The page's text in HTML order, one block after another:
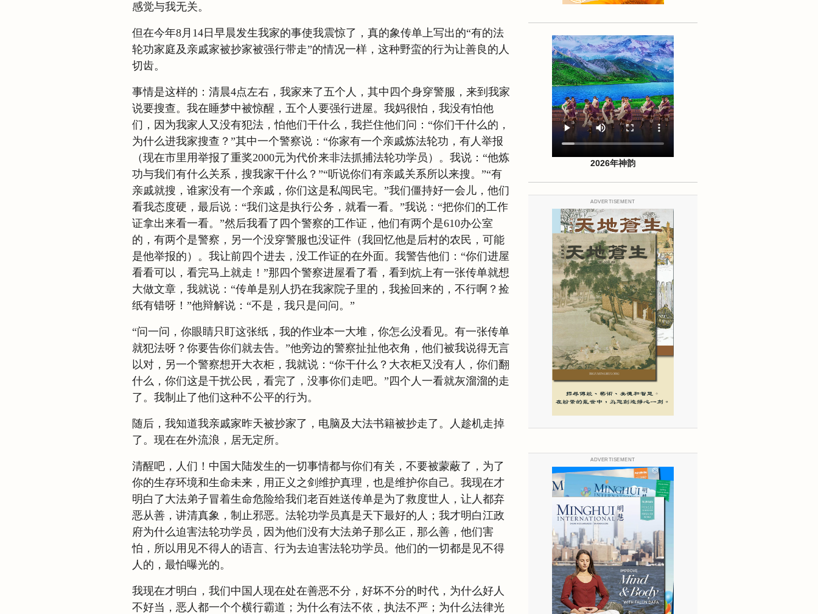
感觉与我无关。
但在今年8月14日早晨发生我家的事使我震惊了，真的象传单上写出的“有的法
轮功家庭及亲戚家被抄家被强行带走”的情况一样，这种野蛮的行为让善良的人
切齿。
事情是这样的：清晨4点左右，我家来了五个人，其中四个身穿警服，来到我家
说要搜查。我在睡梦中被惊醒，五个人要强行进屋。我妈很怕，我没有怕他
们，因为我家人又没有犯法，怕他们干什么，我拦住他们问：“你们干什么的，
为什么进我家搜查？”其中一个警察说：“你家有一个亲戚炼法轮功，有人举报
（现在市里用举报了重奖2000元为代价来非法抓捕法轮功学员）。我说：“他炼
功与我们有什么关系，搜我家干什么？”“听说你们有亲戚关系所以来搜。”“有
亲戚就搜，谁家没有一个亲戚，你们这是私闯民宅。”我们僵持好一会儿，他们
看我态度硬，最后说：“我们这是执行公务，就看一看。”我说：“把你们的工作
证拿出来看一看。”然后我看了四个警察的工作证，他们有两个是610办公室
的，有两个是警察，另一个没穿警服也没证件（我回忆他是后村的农民，可能
是他举报的）。我让前四个进去，没工作证的在外面。我警告他们：“你们进屋
看看可以，看完马上就走！”那四个警察进屋看了看，看到炕上有一张传单就想
大做文章，我就说：“传单是别人扔在我家院子里的，我捡回来的，不行啊？捡
纸有错呀！”他辩解说：“不是，我只是问问。”
“问一问，你眼睛只盯这张纸，我的作业本一大堆，你怎么没看见。有一张传单
就犯法呀？你要告你们就去告。”他旁边的警察扯扯他衣角，他们被我说得无言
以对，另一个警察想开大衣柜，我就说：“你干什么？大衣柜又没有人，你们翻
什么，你们这是干扰公民，看完了，没事你们走吧。”四个人一看就灰溜溜的走
了。我制止了他们这种不公平的行为。
随后，我知道我亲戚家昨天被抄家了，电脑及大法书籍被抄走了。人趁机走掉
了。现在在外流浪，居无定所。
清醒吧，人们！中国大陆发生的一切事情都与你们有关，不要被蒙蔽了，为了
你的生存环境和生命未来，用正义之剑维护真理，也是维护你自己。我现在才
明白了大法弟子冒着生命危险给我们老百姓送传单是为了救度世人，让人都弃
恶从善，讲清真象，制止邪恶。法轮功学员真是天下最好的人；我才明白江政
府为什么迫害法轮功学员，因为他们没有大法弟子那么正，那么善，他们害
怕，所以用见不得人的语言、行为去迫害法轮功学员。他们的一切都是见不得
人的，最怕曝光的。
我现在才明白，我们中国人现在处在善恶不分，好坏不分的时代，为什么好人
不好当，恶人都一个个横行霸道；为什么有法不依，执法不严；为什么法律光
2026年神韵
ADVERTISEMENT
ADVERTISEMENT